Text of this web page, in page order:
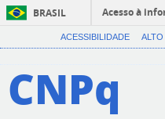
BRASIL
Acesso à
ACESSIBILIDADE
CNPq